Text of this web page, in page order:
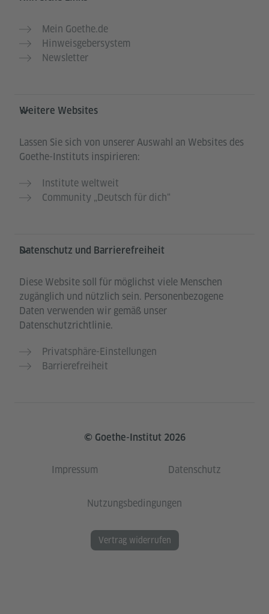
Mein Goethe.de
Hinweisgebersystem
Newsletter
Weitere Websites
Lassen Sie sich von unserer Auswahl an Websites des
Goethe-Instituts inspirieren:
Institute weltweit
Community „Deutsch für dich“
Datenschutz und Barrierefreiheit
Diese Website soll für möglichst viele Menschen
zugänglich und nützlich sein. Personenbezogene
Daten verwenden wir gemäß unser
Datenschutzrichtlinie.
Privatsphäre-Einstellungen
Barrierefreiheit
© Goethe-Institut 2026
Impressum Datenschutz
Nutzungsbedingungen
Vertrag widerrufen